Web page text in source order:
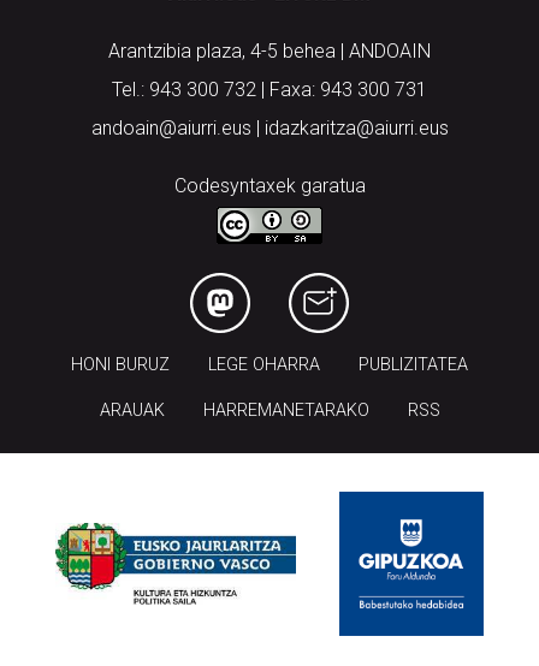
Arantzibia plaza, 4-5 behea | ANDOAIN
Tel.: 943 300 732 | Faxa: 943 300 731
andoain@aiurri.eus | idazkaritza@aiurri.eus
Codesyntaxek garatua
HONI BURUZ LEGE OHARRA PUBLIZITATEA
ARAUAK HARREMANETARAKO RSS